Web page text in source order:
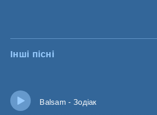
Інші пісні
Balsam - Зодіак